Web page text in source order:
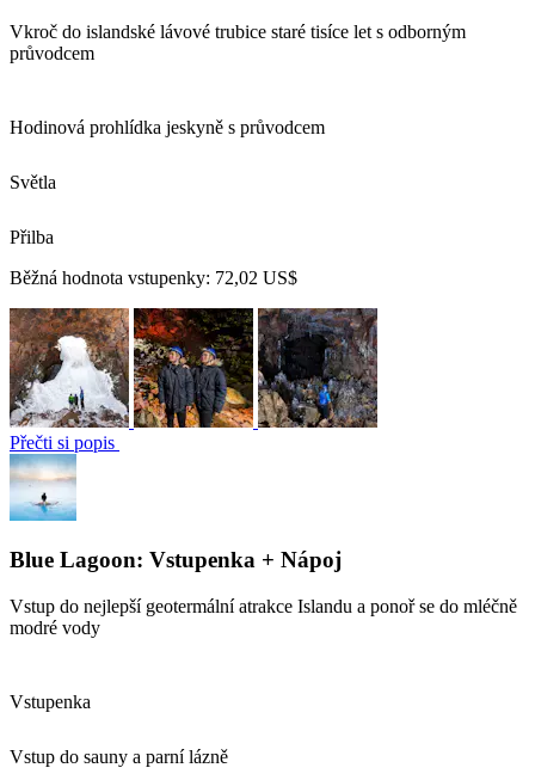
Vkroč do islandské lávové trubice staré tisíce let s odborným
průvodcem
Hodinová prohlídka jeskyně s průvodcem
Světla
Přilba
Běžná hodnota vstupenky: 72,02 US$
Přečti si popis
Blue Lagoon: Vstupenka + Nápoj
Vstup do nejlepší geotermální atrakce Islandu a ponoř se do mléčně
modré vody
Vstupenka
Vstup do sauny a parní lázně